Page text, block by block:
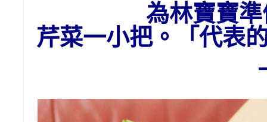
為林寶寶
芹菜一小把。「代表